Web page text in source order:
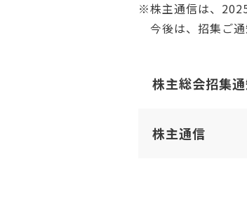
※株主通信は、
今後は、招集ご通
株主総会招集
株主通信